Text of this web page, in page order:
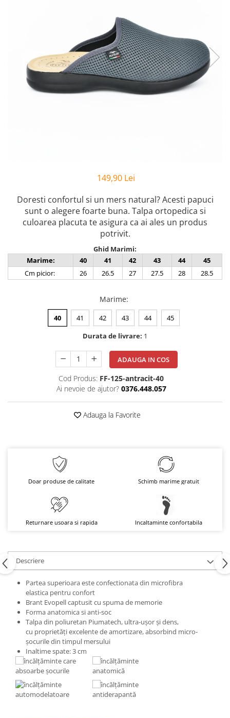
149,90 Lei
Doresti confortul si un mers natural? Acesti papuci
sunt o alegere foarte buna. Talpa ortopedica si
culoarea placuta te asigura ca ai ales un produs
potrivit.
Ghid Marimi:
Marime:
40 41 42 43 44
45
Cm picior:
26 26.5 27 27.5 28 28.5
Marime:
40 41 42 43 44
45
Durata de livrare: 1
ADAUGA IN COS
Cod Produs: FF-125-antracit-40
Ai nevoie de ajutor? 0376.448.057
Adauga la Favorite
Doar produse de calitate Schimb marime gratuit
Returnare usoara si rapida Incaltaminte confortabila
Descriere
Partea superioara este confectionata din microfibra
elastica pentru confort
Brant Evopell captusit cu spuma de memorie
Forma anatomica si anti-soc
Talpa din poliuretan Piumatech, ultra-ușor și dens,
cu proprietăți excelente de amortizare, absorbind micro-
șocurile din timpul mersului
Inaltime spate: 3 cm